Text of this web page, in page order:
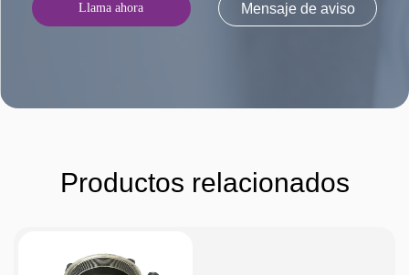
Llama ahora Mensaje de aviso
Productos relacionados